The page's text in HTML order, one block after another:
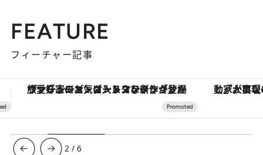
FEATURE
フィーチャー記事
「大事なのは地域の意識を変えること」。ロレックス賞受賞の自然保護活動家が実現させたナイジェリアの自然環境の復活 【銀座で出合う最旬美容】美髪ケアや上質
3 /6